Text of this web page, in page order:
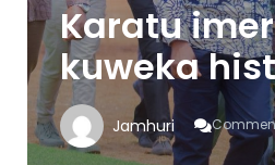
Karatu
kuweka
Jamhuri